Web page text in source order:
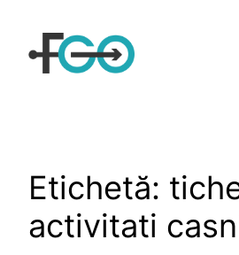
conținut
Etichetă:
activitati